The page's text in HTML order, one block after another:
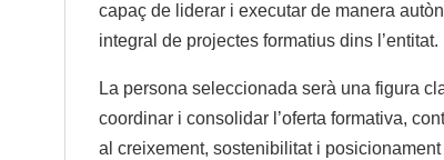
capaç de liderar i executar de manera
integral de projectes formatius dins l’entitat.
La persona seleccionada serà una figura
coordinar i consolidar l’oferta formativa,
al creixement, sostenibilitat i